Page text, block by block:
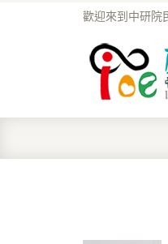
歡迎來到中研院